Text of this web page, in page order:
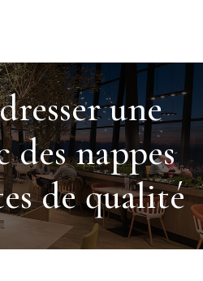
une
des nappes
de qualité